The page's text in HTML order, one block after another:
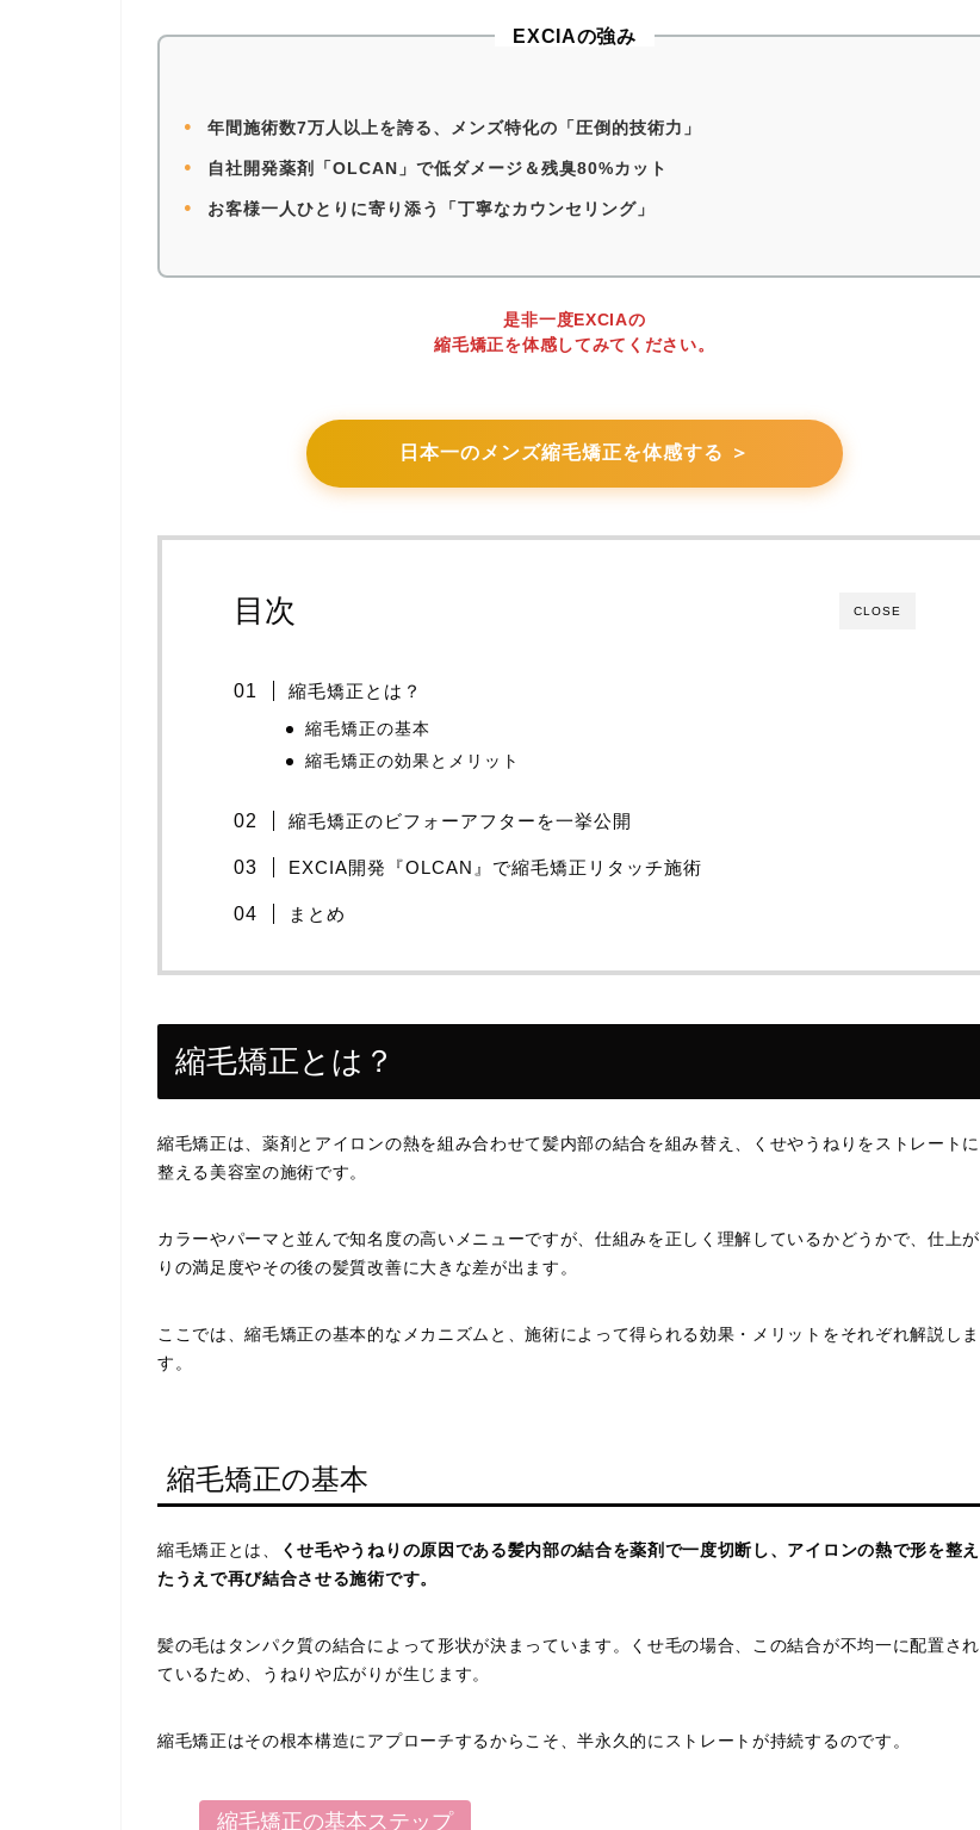
EXCIAの強み
● 年間施術数7万人以上を誇る、メンズ特化の「圧倒的技術力」
● 自社開発薬剤「OLCAN」で低ダメージ＆残臭80%カット
● お客様一人ひとりに寄り添う「丁寧なカウンセリング」
是非一度EXCIAの
縮毛矯正を体感してみてください。
日本一のメンズ縮毛矯正を体感する ＞
CLOSE
目次
縮毛矯正とは？
縮毛矯正の基本
縮毛矯正の効果とメリット
縮毛矯正のビフォーアフターを一挙公開
EXCIA開発『OLCAN』で縮毛矯正リタッチ施術
まとめ
縮毛矯正とは？
縮毛矯正は、薬剤とアイロンの熱を組み合わせて髪内部の結合を組み替え、くせやうねりをストレートに
整える美容室の施術です。
カラーやパーマと並んで知名度の高いメニューですが、仕組みを正しく理解しているかどうかで、仕上が
りの満足度やその後の髪質改善に大きな差が出ます。
ここでは、縮毛矯正の基本的なメカニズムと、施術によって得られる効果・メリットをそれぞれ解説しま
す。
縮毛矯正の基本
縮毛矯正とは、
くせ毛やうねりの原因である髪内部の結合を薬剤で一度切断し、アイロンの熱で形を整え
たうえで再び結合させる施術です。
髪の毛はタンパク質の結合によって形状が決まっています。くせ毛の場合、この結合が不均一に配置され
ているため、うねりや広がりが生じます。
縮毛矯正はその根本構造にアプローチするからこそ、半永久的にストレートが持続するのです。
縮毛矯正の基本ステップ